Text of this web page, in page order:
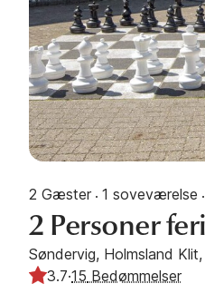
2 Gæster · 1 soveværelse ·
2 Personer
Søndervig, Holmsland
3.7·15 Bedømmelser